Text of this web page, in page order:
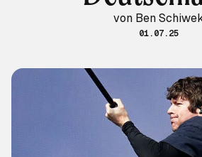
von Ben
01.07.25